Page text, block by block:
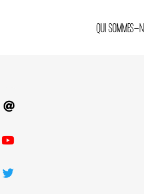
QUI SOMMES-